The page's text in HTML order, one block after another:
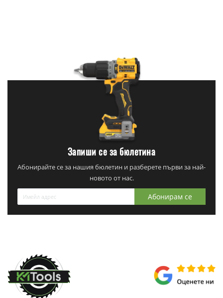
Запиши се за бюлетина
Абонирайте се за нашия бюлетин и разберете първи за най-
новото от нас.
Абонирам се